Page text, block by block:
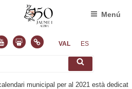
Slideshare
NormasVAL ES
Cerca
Menú
municipal per al 2021 està dedicat